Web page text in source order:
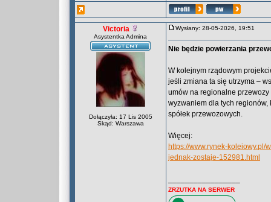
Victoria
Asystentka Admina
Dołączyła: 17 Lis 2005
Skąd: Warszawa
Wysłany: 28-05-2026, 19:51
Nie będzie powierzania
W kolejnym rządowym
jeśli zmiana ta się utrzyma –
umów na regionalne
wyzwaniem dla tych
spółek przewozowych.
Więcej:
https://www.rynek-
jednak-zostaje-152981.html
ZRZUTKA NA SERWER